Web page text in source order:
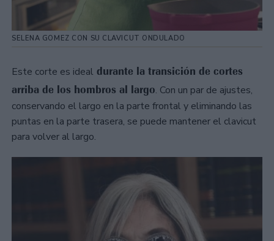
SELENA GOMEZ CON SU CLAVICUT ONDULADO
Este corte es ideal durante la transición de cortes
arriba de los hombros al largo. Con un par de ajustes,
conservando el largo en la parte frontal y eliminando las
puntas en la parte trasera, se puede mantener el clavicut
para volver al largo.